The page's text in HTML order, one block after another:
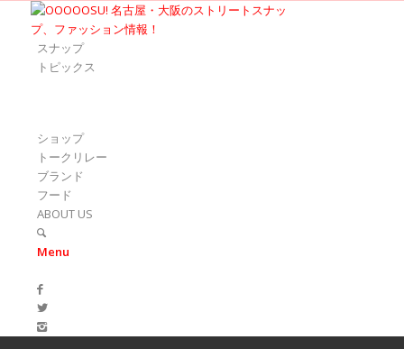
スナップ
トピックス
ショップ
トークリレー
ブランド
フード
ABOUT US
Menu